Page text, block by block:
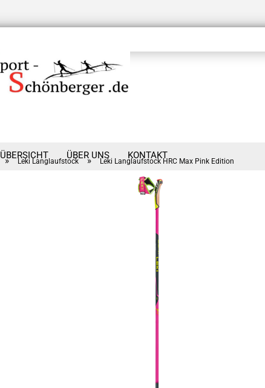
ÜBERSICHT ÜBER UNS KONTAKT
» Leki Langlaufstock » Leki Langlaufstock HRC Max Pink Edition